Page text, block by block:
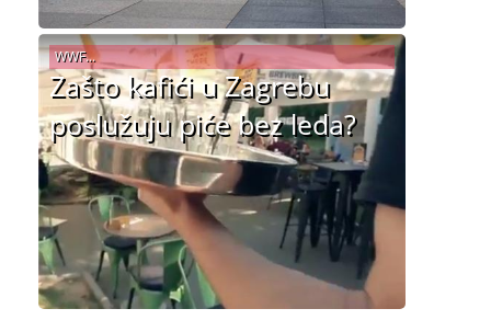
Zašto kafići u Zagrebu
poslužuju piće bez leda?
WWF...